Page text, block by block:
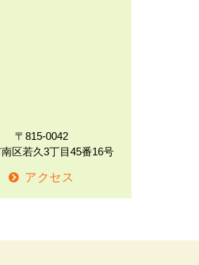
〒815-0042
区若久3丁目45番16号
アクセス